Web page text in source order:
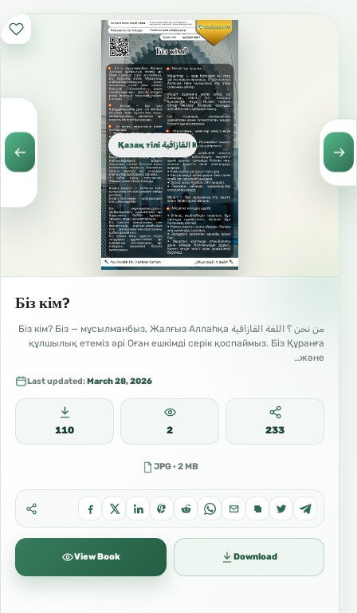
Қазақ тілі القازاقية Kazakh
Біз кім?
من نحن ؟ اللغة القازاقية Біз кім? Біз — мұсылманбыз, Жалғыз Аллаһқа
құлшылық етеміз әрі Оған ешкімді серік қоспаймыз. Біз Құранға
және…
Last updated:March 28, 2026
110 2 233
JPG · 2 MB
View Book Download